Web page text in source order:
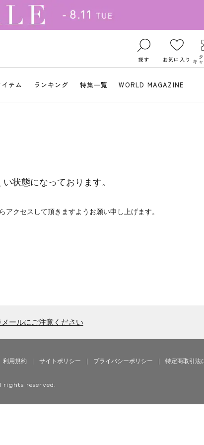
探す お気に入り キ
テム ランキング 特集一覧 WORLD MAGAZINE
状態になっております。
クセスして頂きますようお願い申し上げます。
ールにご注意ください
利用規約 サイトポリシー プライバシーポリシー 特定商取引法
rights reserved.